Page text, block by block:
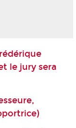
le jury sera